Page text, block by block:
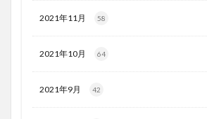
2021年11月 58
2021年10月 64
2021年9月 42